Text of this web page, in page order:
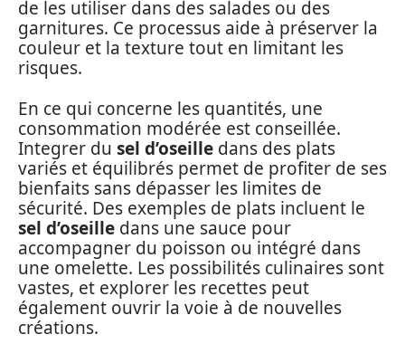
de les utiliser dans des salades ou des
garnitures. Ce processus aide à préserver la
couleur et la texture tout en limitant les
risques.
En ce qui concerne les quantités, une
consommation modérée est conseillée.
Integrer du sel d’oseille dans des plats
variés et équilibrés permet de profiter de ses
bienfaits sans dépasser les limites de
sécurité. Des exemples de plats incluent le
sel d’oseille dans une sauce pour
accompagner du poisson ou intégré dans
une omelette. Les possibilités culinaires sont
vastes, et explorer les recettes peut
également ouvrir la voie à de nouvelles
créations.